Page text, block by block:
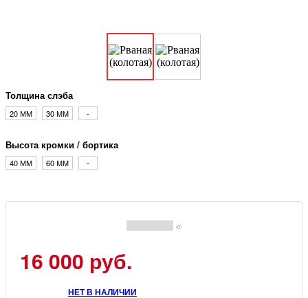
Толщина слэба
20 ММ 30 ММ -
Высота кромки / бортика
40 ММ 60 ММ -
(0)
16 000 руб.
НЕТ В НАЛИЧИИ